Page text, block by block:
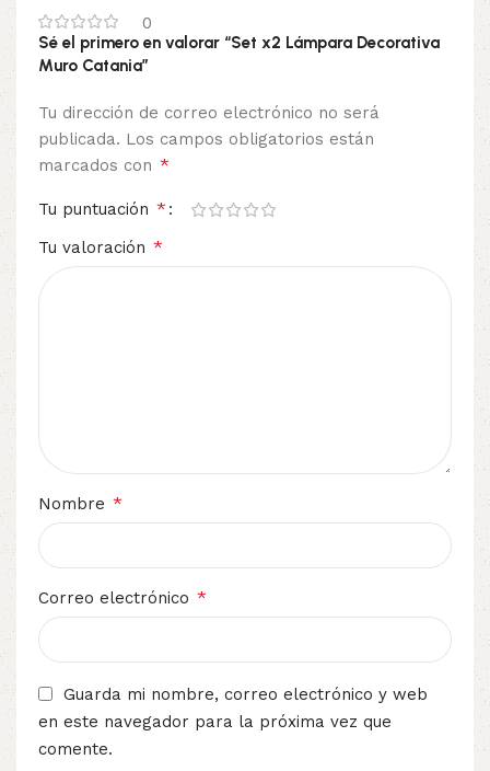
0
Sé el primero en valorar “Set x2 Lámpara Decorativa
Muro Catania”
Tu dirección de correo electrónico no será
publicada. Los campos obligatorios están
marcados con *
Tu puntuación *
Tu valoración *
Nombre *
Correo electrónico *
Guarda mi nombre, correo electrónico y web
en este navegador para la próxima vez que
comente.